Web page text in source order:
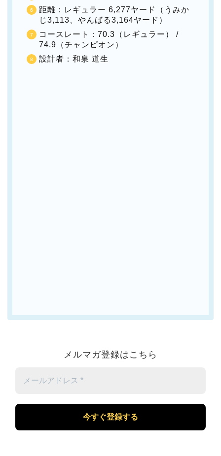
距離：レギュラー 6,277ヤード（うみか
じ3,113、やんばる3,164ヤード）
コースレート：70.3（レギュラー） /
74.9（チャンピオン）
設計者：和泉 道生
メルマガ登録はこちら
ー
ア
レ